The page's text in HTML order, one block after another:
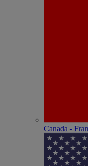
Canada -